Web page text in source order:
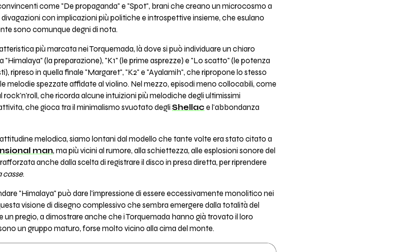
come "De propaganda" e "Spot", brani che creano un microcosmo a
con implicazioni più politiche e introspettive insieme, che esulano
sono comunque degni di nota.
più marcata nei Torquemada, là dove si può individuare un chiaro
(la preparazione), "K1" (le prime asprezze) e "Lo scatto" (le potenza
ripreso in quella finale "Margaret", "K2" e "Ayalamih", che ripropone lo stesso
melodie spezzate affidate al violino. Nel mezzo, episodi meno collocabili, come
che ricorda alcune intuizioni più melodiche degli ultimissimi
che gioca tra il minimalismo svuotato degli Shellac e l'abbondanza
melodica, siamo lontani dal modello che tante volte era stato citato a
man, ma più vicini al rumore, alla schiettezza, alle esplosioni sonore del
anche dalla scelta di registrare il disco in presa diretta, per riprendere
casse.
"Himalaya" può dare l'impressione di essere eccessivamente monolitico nei
visione di disegno complessivo che sembra emergere dalla totalità del
pregio, a dimostrare anche che i Torquemada hanno già trovato il loro
un gruppo maturo, forse molto vicino alla cima del monte.